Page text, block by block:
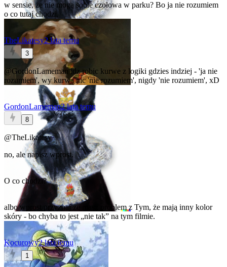
w sensie, że nie mogą sobie czołowa w parku? Bo ja nie rozumiem
o co tutaj chodzi.
TheLikatesy2 lata temu
3
@GordonLamemanidz robic kurwe z logiki gdzies indziej - 'ja nie
rozumiem', wy kurwa nic 'nie rozumiem', nigdy 'nie rozumiem', xD
GordonLameman2 lata temu
8
@TheLikatesy
no, ale napisz wprost.
O co chodzi?
albo wprost przyznaj że masz problem z Tym, że mają inny kolor
skóry - bo chyba to jest „nie tak” na tym filmie.
Kocurowy2 lata temu
1